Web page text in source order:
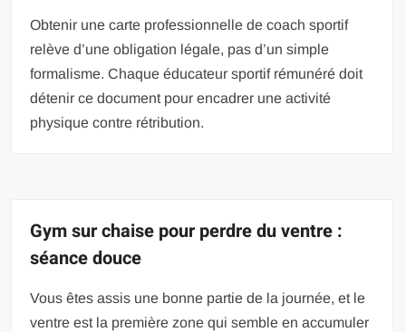
Obtenir une carte professionnelle de coach sportif
relève d’une obligation légale, pas d’un simple
formalisme. Chaque éducateur sportif rémunéré doit
détenir ce document pour encadrer une activité
physique contre rétribution.
Gym sur chaise pour perdre du ventre :
séance douce
Vous êtes assis une bonne partie de la journée, et le
ventre est la première zone qui semble en accumuler